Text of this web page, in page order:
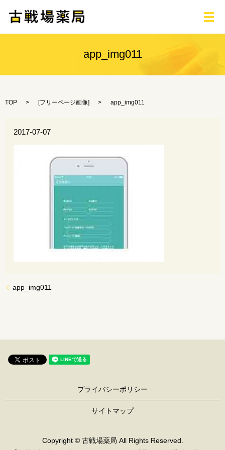
メ
app_img011
TOP [フリーページ画像] app_img011
2017-07-07
app_img011
プライバシーポリシー
サイトマップ
Copyright © 古戦場薬局 All Rights Reserved.